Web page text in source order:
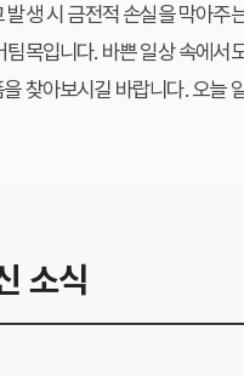
발생 시 금전적 손실을 막아주
팀목입니다. 바쁜 일상 속에서
찾아보시길 바랍니다. 오늘
소식